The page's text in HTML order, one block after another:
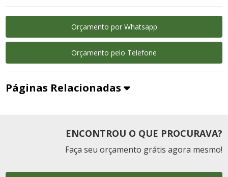
Orçamento por Whatsapp
Orçamento pelo Telefone
Páginas Relacionadas
ENCONTROU O QUE PROCURAVA?
Faça seu orçamento grátis agora mesmo!